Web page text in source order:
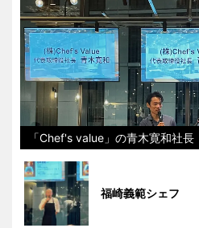
「Chef's value」の青木寛和社長
福崎義範シェフ